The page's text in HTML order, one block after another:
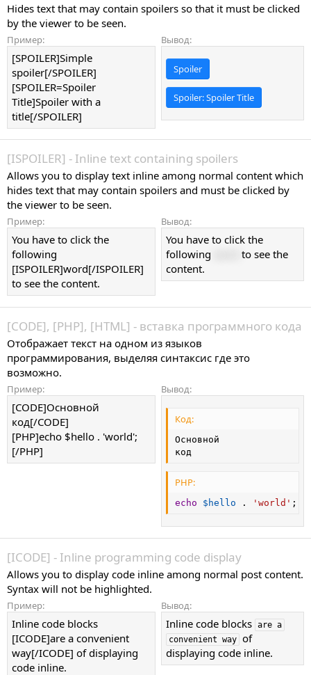
Hides text that may contain spoilers so that it must be clicked
by the viewer to be seen.
Пример:
[SPOILER]Simple
spoiler[/SPOILER]
[SPOILER=Spoiler
Title]Spoiler with a
title[/SPOILER]
Вывод:
Spoiler
Spoiler:Spoiler Title
[ISPOILER] - Inline text containing spoilers
Allows you to display text inline among normal content which
hides text that may contain spoilers and must be clicked by
the viewer to be seen.
Пример:
You have to click the
following
[ISPOILER]word[/ISPOILER]
to see the content.
Вывод:
You have to click the
following
to see the
content.
[CODE], [PHP], [HTML] - вставка программного кода
Отображает текст на одном из языков
программирования, выделяя синтаксис где это
возможно.
Пример:
[CODE]Основной
код[/CODE]
[PHP]echo $hello . 'world';
[/PHP]
Вывод:
Код:
Основной
код
PHP:
echo $hello . 'world' ;
[ICODE] - Inline programming code display
Allows you to display code inline among normal post content.
Syntax will not be highlighted.
Пример:
Inline code blocks
[ICODE]are a convenient
way[/ICODE] of displaying
code inline.
Вывод:
Inline code blocks are a
convenient way of
displaying code inline.